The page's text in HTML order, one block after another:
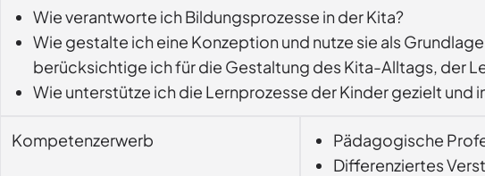
Wie verantworte ich Bildungsprozesse in der Kita?
Wie gestalte ich eine Konzeption und nutze sie als
berücksichtige ich für die Gestaltung des Kita-Alltags, der
Wie unterstütze ich die Lernprozesse der Kinder gezielt
Kompetenzerwerb
Pädagogische
Differenziertes